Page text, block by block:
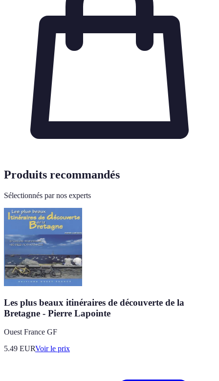
Produits recommandés
Sélectionnés par nos experts
Les plus beaux itinéraires de découverte de la
Bretagne - Pierre Lapointe
Ouest France GF
5.49 EURVoir le prix